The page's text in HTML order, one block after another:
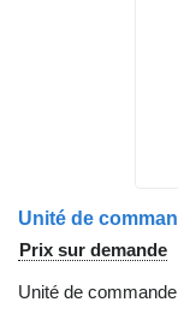
Prix sur demande
Unité de commande